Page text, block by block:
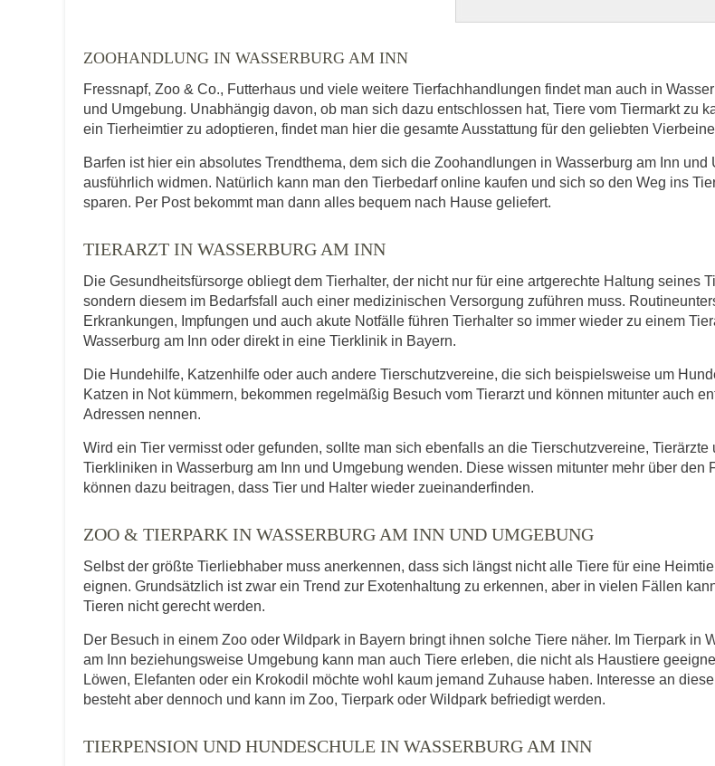
Mit Absenden der Daten akzeptiere ich dieDatenschutzbedinungen..
ABSENDEN
ZOOHANDLUNG IN WASSERBURG AM INN
Fressnapf, Zoo & Co., Futterhaus und viele weitere Tierfachhandlungen findet man auch in
und Umgebung. Unabhängig davon, ob man sich dazu entschlossen hat, Tiere vom Tiermarkt zu
ein Tierheimtier zu adoptieren, findet man hier die gesamte Ausstattung für den geliebten
Barfen ist hier ein absolutes Trendthema, dem sich die Zoohandlungen in Wasserburg am Inn und
ausführlich widmen. Natürlich kann man den Tierbedarf online kaufen und sich so den Weg ins
sparen. Per Post bekommt man dann alles bequem nach Hause geliefert.
TIERARZT IN WASSERBURG AM INN
Die Gesundheitsfürsorge obliegt dem Tierhalter, der nicht nur für eine artgerechte Haltung seines
sondern diesem im Bedarfsfall auch einer medizinischen Versorgung zuführen muss.
Erkrankungen, Impfungen und auch akute Notfälle führen Tierhalter so immer wieder zu einem
Wasserburg am Inn oder direkt in eine Tierklinik in Bayern.
Die Hundehilfe, Katzenhilfe oder auch andere Tierschutzvereine, die sich beispielsweise um
Katzen in Not kümmern, bekommen regelmäßig Besuch vom Tierarzt und können mitunter auch
Adressen nennen.
Wird ein Tier vermisst oder gefunden, sollte man sich ebenfalls an die Tierschutzvereine, Tierärzte
Tierkliniken in Wasserburg am Inn und Umgebung wenden. Diese wissen mitunter mehr über den
können dazu beitragen, dass Tier und Halter wieder zueinanderfinden.
ZOO & TIERPARK IN WASSERBURG AM INN UND UMGEBUNG
Selbst der größte Tierliebhaber muss anerkennen, dass sich längst nicht alle Tiere für eine
eignen. Grundsätzlich ist zwar ein Trend zur Exotenhaltung zu erkennen, aber in vielen Fällen
Tieren nicht gerecht werden.
Der Besuch in einem Zoo oder Wildpark in Bayern bringt ihnen solche Tiere näher. Im Tierpark in
am Inn beziehungsweise Umgebung kann man auch Tiere erleben, die nicht als Haustiere
Löwen, Elefanten oder ein Krokodil möchte wohl kaum jemand Zuhause haben. Interesse an
besteht aber dennoch und kann im Zoo, Tierpark oder Wildpark befriedigt werden.
TIERPENSION UND HUNDESCHULE IN WASSERBURG AM INN